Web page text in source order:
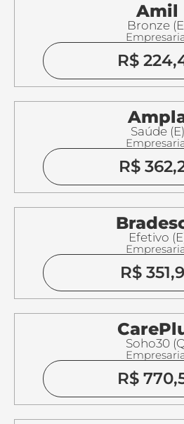
Amil
Bronze
R$
Saúde (E)
R$
Efetivo
R$
Soho30
R$